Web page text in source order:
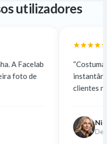
utilizadores
“Costumava subcontratar
instantâneo e grátis. A
clientes não notam.”
Designer freelancer